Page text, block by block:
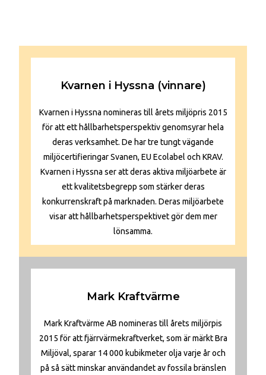
Kvarnen i Hyssna (vinnare)
Kvarnen i Hyssna nomineras till årets miljöpris 2015
för att ett hållbarhetsperspektiv genomsyrar hela
deras verksamhet. De har tre tungt vägande
miljöcertifieringar Svanen, EU Ecolabel och KRAV.
Kvarnen i Hyssna ser att deras aktiva miljöarbete är
ett kvalitetsbegrepp som stärker deras
konkurrenskraft på marknaden. Deras miljöarbete
visar att hållbarhetsperspektivet gör dem mer
lönsamma.
Mark Kraftvärme
Mark Kraftvärme AB nomineras till årets miljörpis
2015 för att fjärrvärmekraftverket, som är märkt Bra
Miljöval, sparar 14 000 kubikmeter olja varje år och
på så sätt minskar användandet av fossila bränslen